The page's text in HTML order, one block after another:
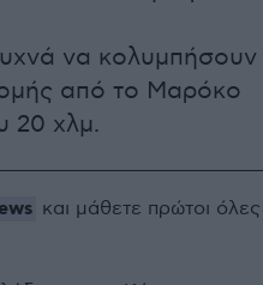
να κολυμπήσουν
από το Μαρόκο
20 χλμ.
και μάθετε πρώτοι όλες